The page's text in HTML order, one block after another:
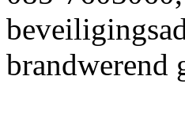
brandwerend